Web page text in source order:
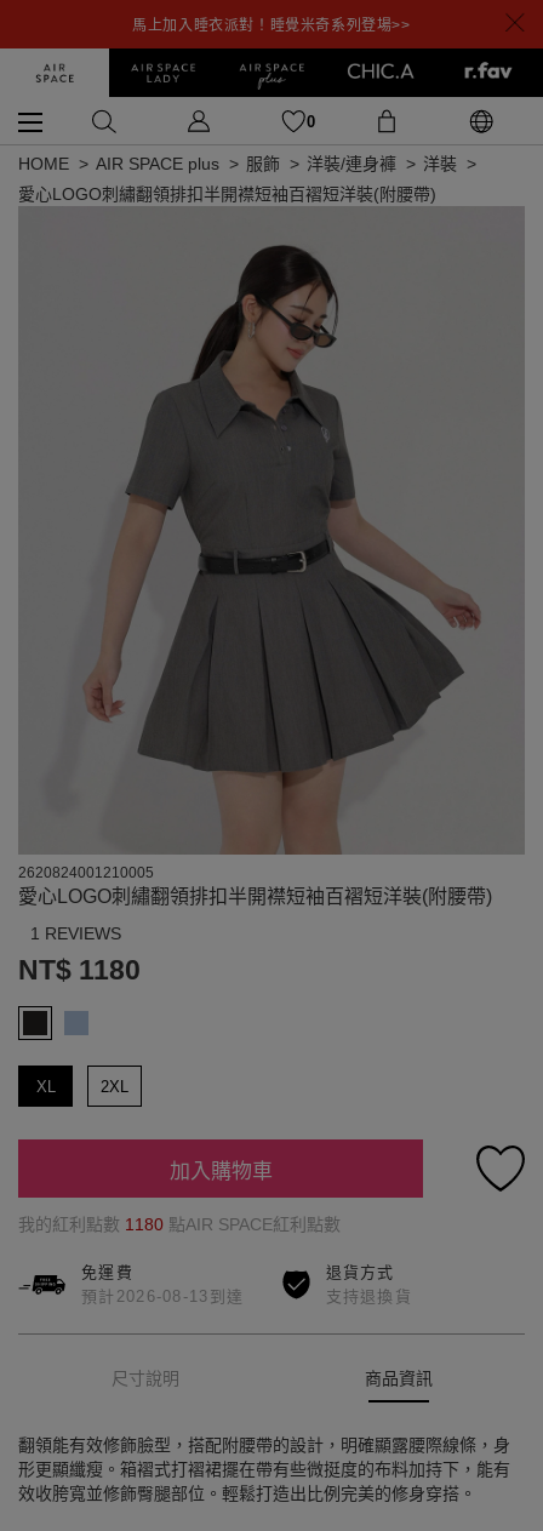
馬上加入睡衣派對！睡覺米奇系列登場>>
0
HOME AIR SPACE plus 服飾 洋裝/連身褲
洋裝
愛心LOGO刺繡翻領排扣半開襟短袖百褶短洋裝(附腰帶)
2620824001210005
愛心LOGO刺繡翻領排扣半開襟短袖百褶短洋裝(附腰帶)
1 REVIEWS
NT$ 1180
XL 2XL
加入購物車
我的紅利點數 1180 點AIR SPACE紅利點數
免運費
預計2026-08-13到達
退貨方式
支持退換貨
尺寸說明 商品資訊
翻領能有效修飾臉型，搭配附腰帶的設計，明確顯露腰際線條，身
形更顯纖瘦。箱褶式打褶裙擺在帶有些微挺度的布料加持下，能有
效收胯寬並修飾臀腿部位。輕鬆打造出比例完美的修身穿搭。